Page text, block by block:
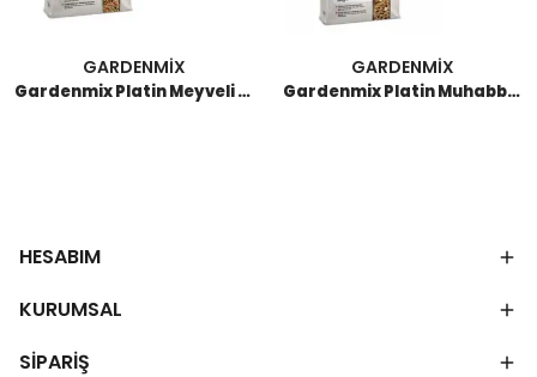
GARDENMİX
Gardenmix Platin Meyveli Muhabbet Kuş Yemi 500 GR (10 Adet)
GARDENMİX
Gardenmix Platin Muhabbet Yemi 500 GR (10 Adet)
HESABIM
KURUMSAL
SİPARİŞ